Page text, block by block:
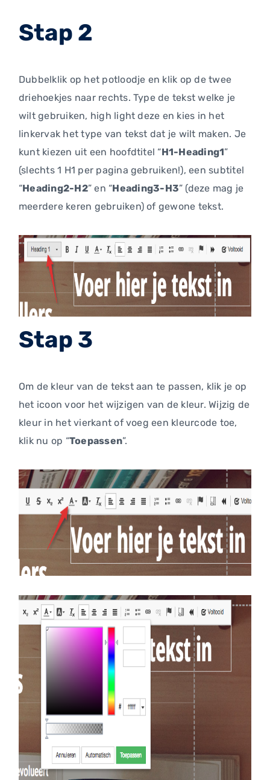
Stap 2
Dubbelklik op het potloodje en klik op de twee
driehoekjes naar rechts. Type de tekst welke je
wilt gebruiken, high light deze en kies in het
linkervak het type van tekst dat je wilt maken. Je
kunt kiezen uit een hoofdtitel “H1-Heading1”
(slechts 1 H1 per pagina gebruiken!), een subtitel
“Heading2-H2” en “Heading3-H3” (deze mag je
meerdere keren gebruiken) of gewone tekst.
Stap 3
Om de kleur van de tekst aan te passen, klik je op
het icoon voor het wijzigen van de kleur. Wijzig de
kleur in het vierkant of voeg een kleurcode toe,
klik nu op “Toepassen”.